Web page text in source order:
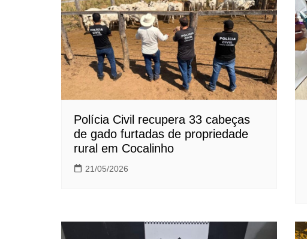
Polícia Civil recupera 33 cabeças
de gado furtadas de propriedade
rural em Cocalinho
21/05/2026